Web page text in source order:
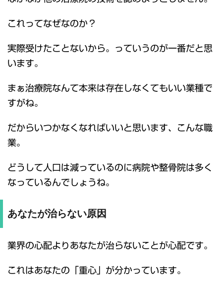
これってなぜなのか？
実際受けたことないから。っていうのが一番だと思
います。
まぁ治療院なんて本来は存在しなくてもいい業種で
すがね。
だからいつかなくなればいいと思います、こんな職
業。
どうして人口は減っているのに病院や整骨院は多く
なっているんでしょうね。
あなたが治らない原因
業界の心配よりあなたが治らないことが心配です。
これはあなたの「重心」が分かっています。